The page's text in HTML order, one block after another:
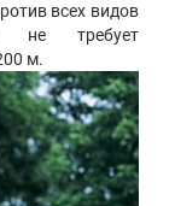
всех видов
не требует
м.